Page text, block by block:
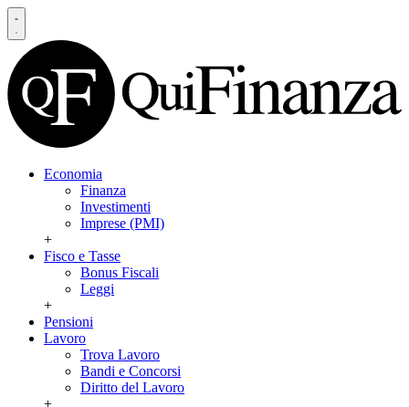
Economia
Finanza
Investimenti
Imprese (PMI)
+
Fisco e Tasse
Bonus Fiscali
Leggi
+
Pensioni
Lavoro
Trova Lavoro
Bandi e Concorsi
Diritto del Lavoro
+